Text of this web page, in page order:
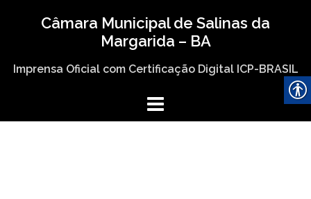
Câmara Municipal de Salinas da
Margarida – BA
Imprensa Oficial com Certificação Digital ICP-BRASIL